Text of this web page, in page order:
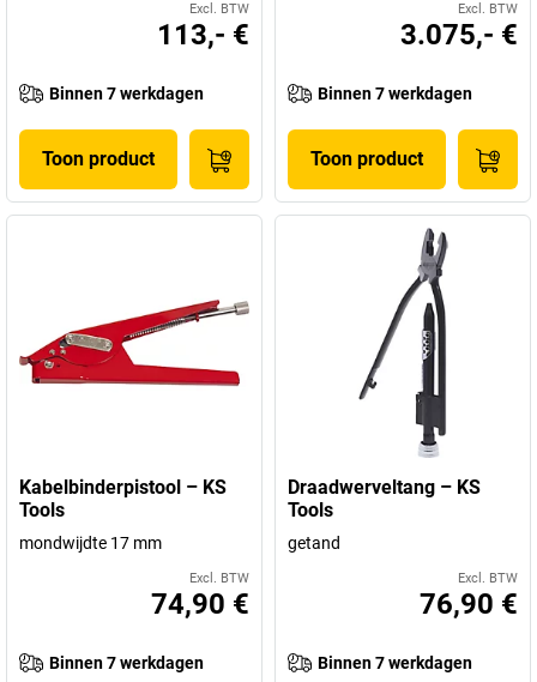
Excl. BTW
113,- €
Binnen 7 werkdagen
Toon product
Excl. BTW
3.075,- €
Binnen 7 werkdagen
Toon product
Kabelbinderpistool – KS
Tools
mondwijdte 17 mm
Excl. BTW
74,90 €
Binnen 7 werkdagen
Draadwerveltang – KS
Tools
getand
Excl. BTW
76,90 €
Binnen 7 werkdagen